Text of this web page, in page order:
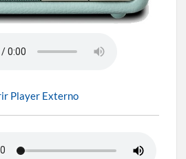
Player Externo